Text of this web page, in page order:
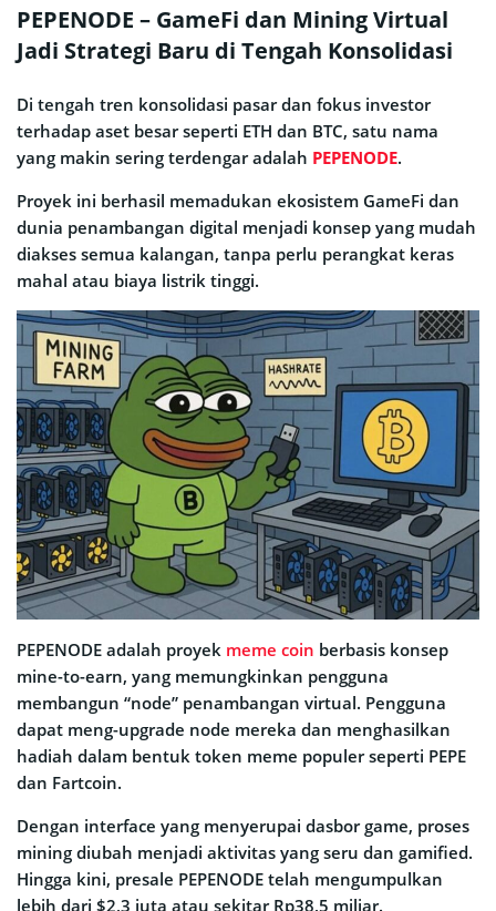
PEPENODE – GameFi dan Mining Virtual
Jadi Strategi Baru di Tengah Konsolidasi
Di tengah tren konsolidasi pasar dan fokus investor
terhadap aset besar seperti ETH dan BTC, satu nama
yang makin sering terdengar adalah PEPENODE.
Proyek ini berhasil memadukan ekosistem GameFi dan
dunia penambangan digital menjadi konsep yang mudah
diakses semua kalangan, tanpa perlu perangkat keras
mahal atau biaya listrik tinggi.
PEPENODE adalah proyek meme coin berbasis konsep
mine-to-earn, yang memungkinkan pengguna
membangun “node” penambangan virtual. Pengguna
dapat meng-upgrade node mereka dan menghasilkan
hadiah dalam bentuk token meme populer seperti PEPE
dan Fartcoin.
Dengan interface yang menyerupai dasbor game, proses
mining diubah menjadi aktivitas yang seru dan gamified.
Hingga kini, presale PEPENODE telah mengumpulkan
lebih dari $2,3 juta atau sekitar Rp38,5 miliar.